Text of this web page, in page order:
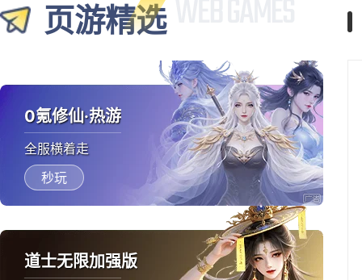
页游精选
0氪修仙·热游
全服横着走
秒玩
道士无限加强版